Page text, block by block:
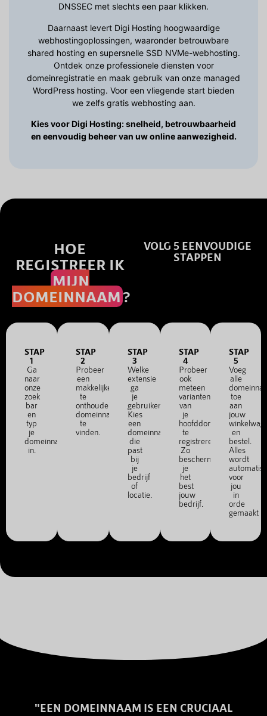
DNSSEC met slechts een paar klikken.
Daarnaast levert Digi Hosting hoogwaardige
webhostingoplossingen, waaronder betrouwbare
shared hosting en supersnelle SSD NVMe-webhosting.
Ontdek onze professionele diensten voor
domeinregistratie en maak gebruik van onze managed
WordPress hosting. Voor een vliegende start bieden
we zelfs gratis webhosting aan.
Kies voor Digi Hosting: snelheid, betrouwbaarheid
en eenvoudig beheer van uw online aanwezigheid.
HOE
REGISTREER IK
MIJN
DOMEINNAAM ?
VOLG 5 EENVOUDIGE
STAPPEN
STAP
1
Ga
naar
onze
zoek
bar
en
typ
je
domeinnaam
in.
STAP
2
Probeer
een
makkelijke
te
onthouden
domeinnaam
te
vinden.
STAP
3
Welke
extensie
ga
je
gebruiken?
Kies
een
domeinnaam
die
past
bij
je
bedrijf
of
locatie.
STAP
4
Probeer
ook
meteen
varianten
van
je
hoofddomein
te
registreren.
Zo
bescherm
je
het
best
jouw
bedrijf.
STAP
5
Voeg
alle
toe
aan
jouw
en
bestel.
Alles
wordt
voor
jou
in
orde
gemaakt
"EEN DOMEINNAAM IS EEN CRUCIAAL